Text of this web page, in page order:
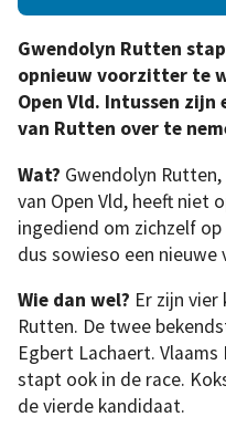
Gwendolyn Rutten
opnieuw voorzitter te
Open Vld. Intussen
van Rutten over te
Wat? Gwendolyn
van Open Vld, heeft niet
ingediend om zichzelf
dus sowieso een
Wie dan wel? Er zijn
Rutten. De twee
Egbert Lachaert.
stapt ook in de race.
de vierde kandidaat.